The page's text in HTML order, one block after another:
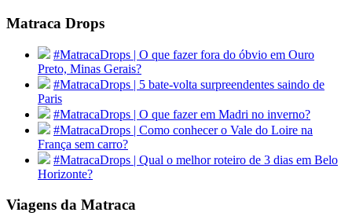
Matraca Drops
#MatracaDrops | O que fazer fora do óbvio em Ouro
Preto, Minas Gerais?
#MatracaDrops | 5 bate-volta surpreendentes saindo de
Paris
#MatracaDrops | O que fazer em Madri no inverno?
#MatracaDrops | Como conhecer o Vale do Loire na
França sem carro?
#MatracaDrops | Qual o melhor roteiro de 3 dias em Belo
Horizonte?
Viagens da Matraca